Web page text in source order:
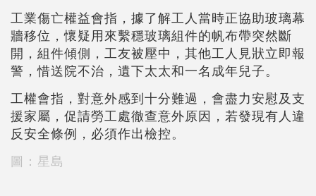
工業傷亡權益會指，據了解工人當時正協助玻璃幕
牆移位，懷疑用來繫穩玻璃組件的帆布帶突然斷
開，組件傾側，工友被壓中，其他工人見狀立即報
警，惜送院不治，遺下太太和一名成年兒子。
工權會指，對意外感到十分難過，會盡力安慰及支
援家屬，促請勞工處徹查意外原因，若發現有人違
反安全條例，必須作出檢控。
圖：星島